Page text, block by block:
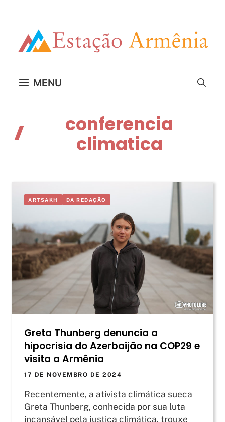
MENU
conferencia
climatica
ARTSAKH DA REDAÇÃO
Greta Thunberg denuncia a
hipocrisia do Azerbaijão na COP29 e
visita a Armênia
17 DE NOVEMBRO DE 2024
Recentemente, a ativista climática sueca
Greta Thunberg, conhecida por sua luta
incansável pela justiça climática, trouxe